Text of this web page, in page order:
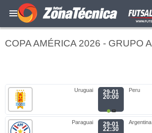
COPA AMÉRICA 2026 - GRUPO A
Uruguai 29-01
20:00
Peru
Paraguai 29-01
22:30
Argentina